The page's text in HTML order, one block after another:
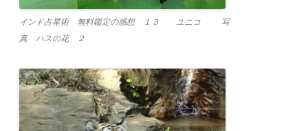
インド占星術 無料鑑定の感想 １３ ユニコ 写
真 ハスの花 ２